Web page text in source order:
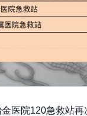
医院120急救站再